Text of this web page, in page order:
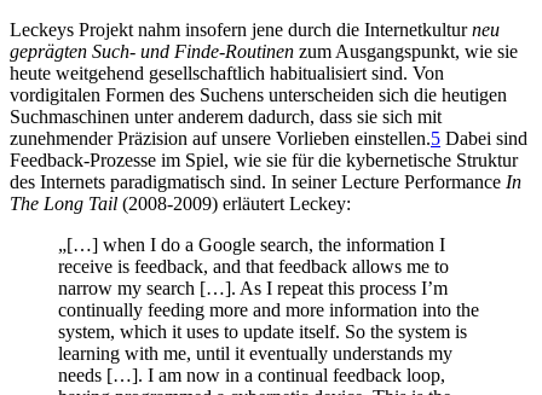
Leckeys Projekt nahm insofern jene durch die Internetkulturneu
geprägten Such- und Finde-Routinen zum Ausgangspunkt, wie sie
heute weitgehend gesellschaftlich habitualisiert sind. Von
vordigitalen Formen des Suchens unterscheiden sich die heutigen
Suchmaschinen unter anderem dadurch, dass sie sich mit
zunehmender Präzision auf unsere Vorlieben einstellen.5 Dabei sind
Feedback-Prozesse im Spiel, wie sie für die kybernetische Struktur
des Internets paradigmatisch sind. In seiner Lecture Performance In
The Long Tail (2008-2009) erläutert Leckey:
„[…] when I do a Google search, the information I
receive is feedback, and that feedback allows me to
narrow my search […]. As I repeat this process I’m
continually feeding more and more information into the
system, which it uses to update itself. So the system is
learning with me, until it eventually understands my
needs […]. I am now in a continual feedback loop,